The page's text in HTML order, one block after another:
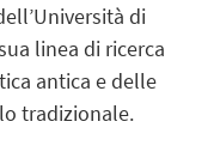
di
linea di ricerca
antica e delle
tradizionale.